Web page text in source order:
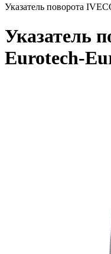
Указатель поворота
Указатель
Eurotech-